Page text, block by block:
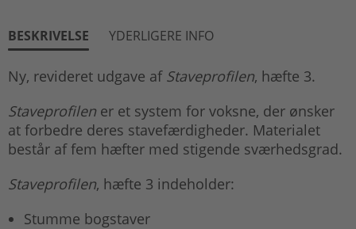
BESKRIVELSE YDERLIGERE INFO
Ny, revideret udgave af Staveprofilen, hæfte 3.
Staveprofilen er et system for voksne, der ønsker
at forbedre deres stavefærdigheder. Materialet
består af fem hæfter med stigende sværhedsgrad.
Staveprofilen, hæfte 3 indeholder:
Stumme bogstaver